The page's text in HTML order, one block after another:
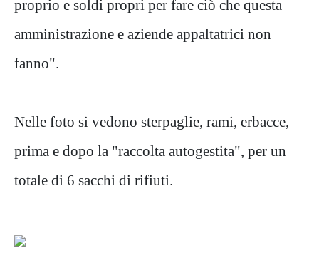
proprio e soldi propri per fare ciò che questa
amministrazione e aziende appaltatrici non
fanno".
Nelle foto si vedono sterpaglie, rami, erbacce,
prima e dopo la "raccolta autogestita", per un
totale di 6 sacchi di rifiuti.